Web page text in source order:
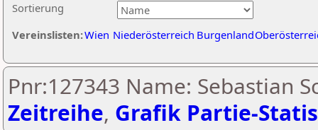
Sortierung
Vereinslisten:Wien Niederösterreich Burgenland
Pnr:127343 Name: Sebastian
Zeitreihe, Grafik Partie-